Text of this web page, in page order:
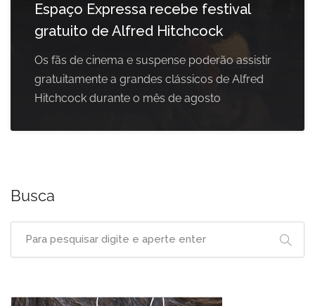
Espaço Expressa recebe festival
gratuito de Alfred Hitchcock
Os fãs de cinema e suspense poderão assistir
gratuitamente a grandes clássicos de Alfred
Hitchcock durante o mês de agosto
Busca